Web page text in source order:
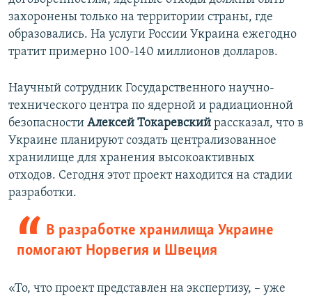
захоронены только на территории страны, где
образовались. На услуги России Украина ежегодно
тратит примерно 100-140 миллионов долларов.
Научный сотрудник Государственного научно-
технического центра по ядерной и радиационной
безопасности Алексей Токаревский рассказал, что в
Украине планируют создать централизованное
хранилище для хранения высокоактивных
отходов. Сегодня этот проект находится на стадии
разработки.
В разработке хранилища Украине
помогают Норвегия и Швеция
«То, что проект представлен на экспертизу, – уже